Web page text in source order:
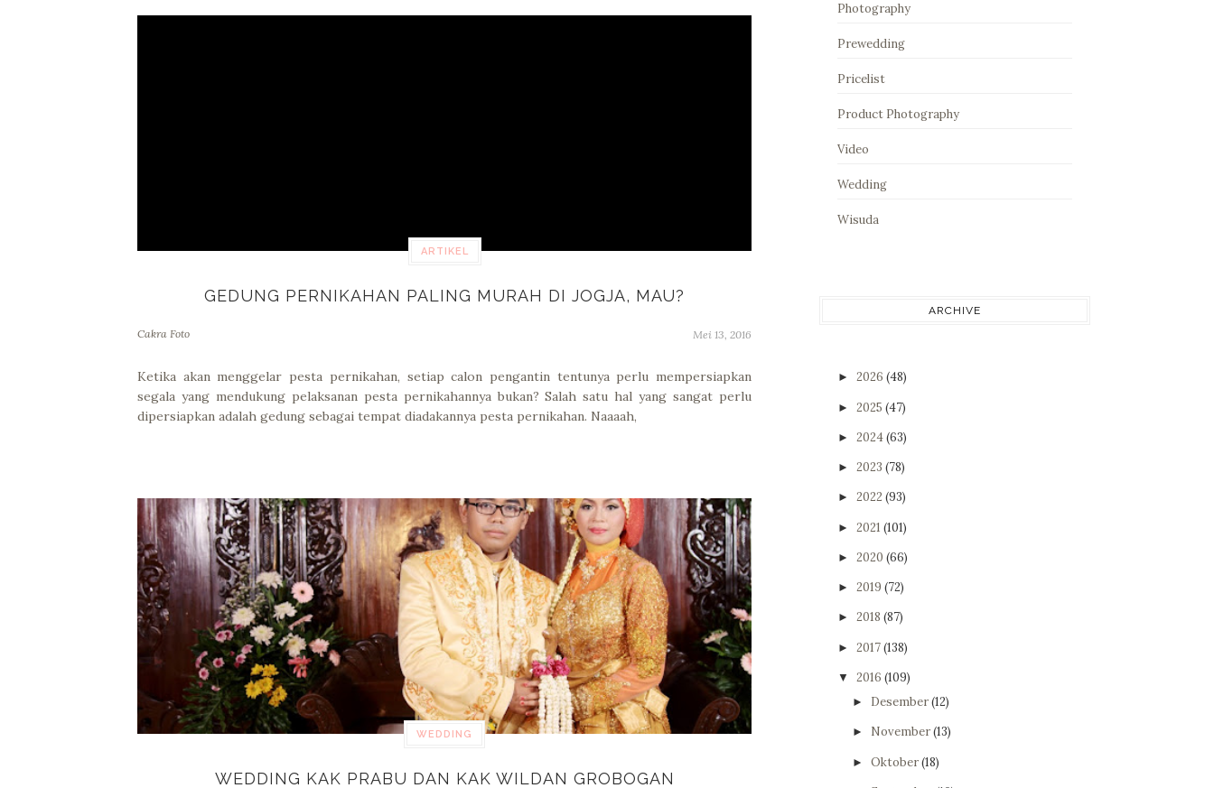
ARTIKEL
GEDUNG PERNIKAHAN PALING MURAH DI JOGJA, MAU?
Cakra Foto Mei 13, 2016
Ketika akan menggelar pesta pernikahan, setiap calon pengantin tentunya perlu mempersiapkan
segala yang mendukung pelaksanan pesta pernikahannya bukan? Salah satu hal yang sangat perlu
dipersiapkan adalah gedung sebagai tempat diadakannya pesta pernikahan. Naaaah,
WEDDING
WEDDING KAK PRABU DAN KAK WILDAN GROBOGAN
Photography
Prewedding
Pricelist
Product Photography
Video
Wedding
Wisuda
ARCHIVE
► 2026 (48)
► 2025 (47)
► 2024(63)
► 2023 (78)
► 2022 (93)
► 2021 (101)
► 2020 (66)
► 2019 (72)
► 2018 (87)
► 2017(138)
▼ 2016 (109)
► Desember(12)
► November(13)
► Oktober(18)